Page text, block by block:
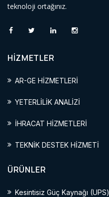
teknoloji ortağınız.
HİZMETLER
AR-GE HİZMETLERİ
YETERLİLİK ANALİZİ
İHRACAT HİZMETLERİ
TEKNİK DESTEK HİZMETİ
ÜRÜNLER
Kesintisiz Güç Kaynağı